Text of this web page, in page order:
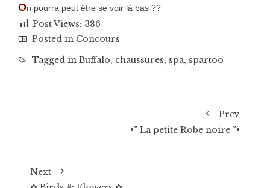
On pourra peut être se voir là bas ??
Post Views: 386
Posted in Concours
Tagged in Buffalo, chaussures, spa, spartoo
Prev
•° La petite Robe noire °•
Next